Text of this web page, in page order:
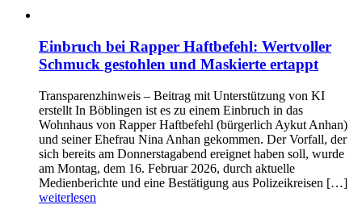
Einbruch bei Rapper Haftbefehl: Wertvoller
Schmuck gestohlen und Maskierte ertappt
Transparenzhinweis – Beitrag mit Unterstützung von KI
erstellt In Böblingen ist es zu einem Einbruch in das
Wohnhaus von Rapper Haftbefehl (bürgerlich Aykut Anhan)
und seiner Ehefrau Nina Anhan gekommen. Der Vorfall, der
sich bereits am Donnerstagabend ereignet haben soll, wurde
am Montag, dem 16. Februar 2026, durch aktuelle
Medienberichte und eine Bestätigung aus Polizeikreisen […]
weiterlesen